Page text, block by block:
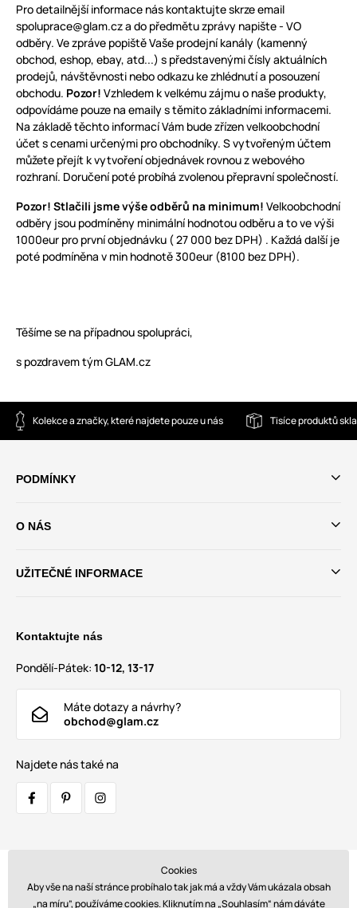
Pro detailnější informace nás kontaktujte skrze email
spoluprace@glam.cz a do předmětu zprávy napište - VO
odběry. Ve zpráve popiště Vaše prodejní kanály (kamenný
obchod, eshop, ebay, atd...) s představenými čísly aktuálních
prodejů, návštěvnosti nebo odkazu ke zhlédnutí a posouzení
obchodu. Pozor! Vzhledem k velkému zájmu o naše produkty,
odpovídáme pouze na emaily s těmito základními informacemi.
Na základě těchto informací Vám bude zřízen velkoobchodní
účet s cenami určenými pro obchodníky. S vytvořeným účtem
můžete přejít k vytvoření objednávek rovnou z webového
rozhraní. Doručení poté probíhá zvolenou přepravní společností.
Pozor! Stlačili jsme výše odběrů na minimum! Velkoobchodní
odběry jsou podmíněny minimální hodnotou odběru a to ve výši
1000eur pro první objednávku ( 27 000 bez DPH) . Každá další je
poté podmíněna v min hodnotě 300eur (8100 bez DPH).
Těšíme se na případnou spolupráci,
s pozdravem tým GLAM.cz
Kolekce a značky, které najdete pouze u nás Tisíce produktů
PODMÍNKY
O NÁS
UŽITEČNÉ INFORMACE
Kontaktujte nás
Pondělí-Pátek: 10-12, 13-17
Máte dotazy a návrhy?
obchod@glam.cz
Najdete nás také na
Cookies
Aby vše na naší stránce probíhalo tak jak má a vždy Vám ukázala obsah
„na míru”, používáme cookies. Kliknutím na „Souhlasím“ nám dáváte